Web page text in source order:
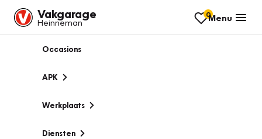
Vakgarage
Heinneman
0Menu
Occasions
APK
Werkplaats
Diensten